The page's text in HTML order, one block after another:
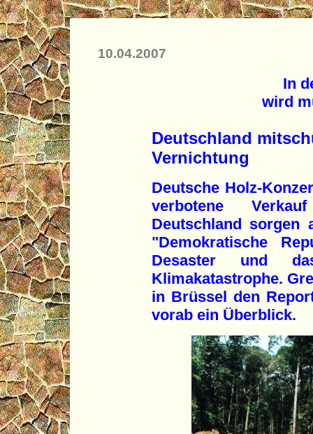
10.04.2007
In
wird
Deutschland
Vernichtung
Deutsche Holz-
verbotene
Deutschland
"Demokratische
Desaster und
Klimakatastrophe.
in Brüssel den
vorab ein Überblick.